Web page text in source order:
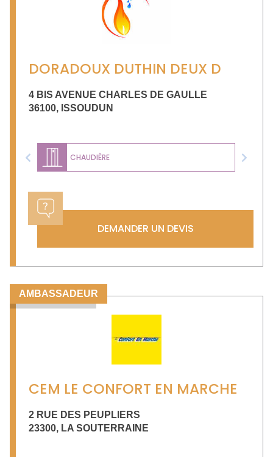
DORADOUX DUTHIN DEUX D
4 BIS AVENUE CHARLES DE GAULLE
36100, ISSOUDUN
CHAUDIÈRE
Previous Next
DEMANDER UN DEVIS
AMBASSADEUR
CEM LE CONFORT EN MARCHE
2 RUE DES PEUPLIERS
23300, LA SOUTERRAINE